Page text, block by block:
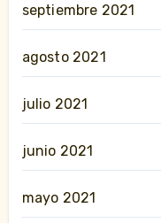
septiembre 2021
agosto 2021
julio 2021
junio 2021
mayo 2021